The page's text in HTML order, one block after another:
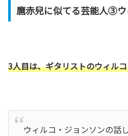
麿赤兒に似てる芸能人③
3人目は、ギタリストのウィル
ウィルコ・ジョンソンの話